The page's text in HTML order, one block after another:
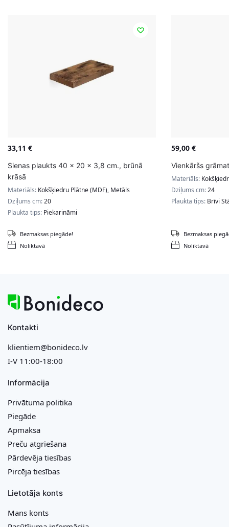
33,11 €
Sienas plaukts 40 x 20 x 3,8 cm., brūnā
krāsā
Materiāls: Kokšķiedru Plātne (MDF), Metāls
Dziļums cm:20
Plaukta tips: Piekarināmi
Noliktavā
Bezmaksas piegāde!
59,00 €
Vienkāršs
Materiāls:
Dziļums cm:24
Plaukta tips: Brīvi
Noliktavā
Bezmaksas
Kontakti
klientiem@bonideco.lv
I-V 11:00-18:00
Informācija
Privātuma politika
Piegāde
Apmaksa
Preču atgriešana
Pārdevēja tiesības
Pircēja tiesības
Lietotāja konts
Mans konts